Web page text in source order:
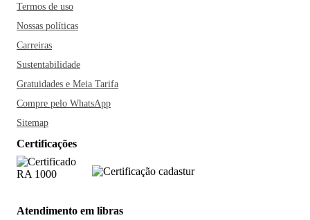
Termos de uso
Nossas políticas
Carreiras
Sustentabilidade
Gratuidades e Meia Tarifa
Compre pelo WhatsApp
Sitemap
Certificações
Atendimento em libras